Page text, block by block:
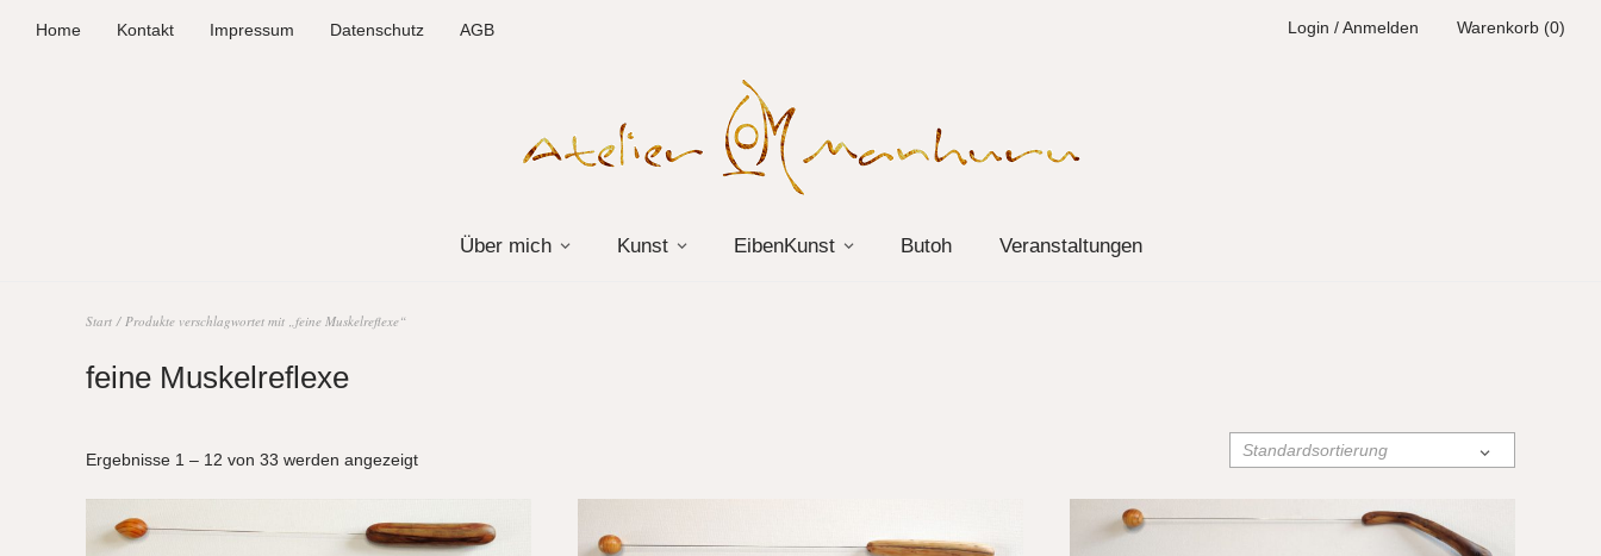
Home Kontakt Impressum Datenschutz AGB Login / Anmelden Warenkorb (0)
Über mich Kunst EibenKunst Butoh Veranstaltungen
Start / Produkte verschlagwortet mit „feine Muskelreflexe“
feine Muskelreflexe
Ergebnisse 1 – 12 von 33 werden angezeigt